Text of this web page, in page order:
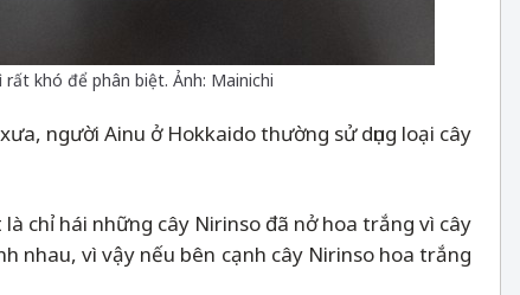
khó để phân biệt. Ảnh: Mainichi
người Ainu ở Hokkaido thường sử dụng loại cây
chỉ hái những cây Nirinso đã nở hoa trắng vì cây
nhau, vì vậy nếu bên cạnh cây Nirinso hoa trắng